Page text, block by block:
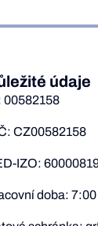
údaje
00582158
CZ00582158
IZO:
doba: 7:00